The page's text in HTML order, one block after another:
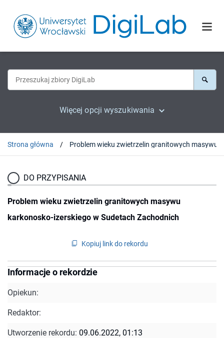
Więcej opcji wyszukiwania
Strona główna
DO PRZYPISANIA
Problem wieku zwietrzelin granitowych masywu
karkonosko-izerskiego w Sudetach Zachodnich
Kopiuj link do rekordu
Informacje o rekordzie
Opiekun:
Redaktor:
Utworzenie rekordu: 09.06.2022, 01:13